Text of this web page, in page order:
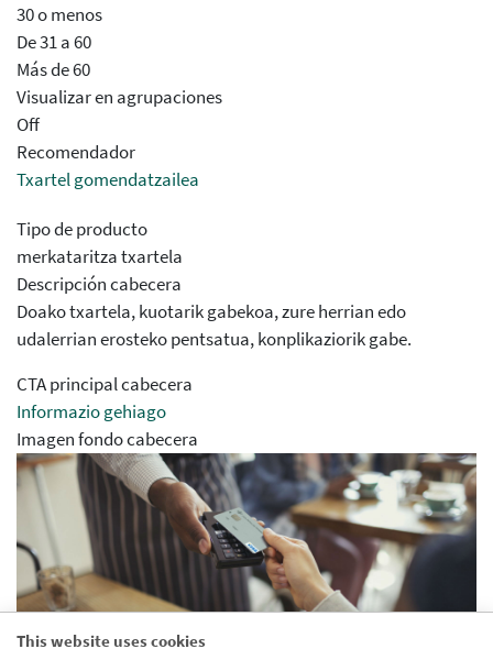
This website uses cookies
30 o menos
De 31 a 60
Más de 60
Visualizar en agrupaciones
Off
Recomendador
Txartel gomendatzailea
Tipo de producto
merkataritza txartela
Descripción cabecera
Doako txartela, kuotarik gabekoa, zure herrian edo
udalerrian erosteko pentsatua, konplikaziorik gabe.
CTA principal cabecera
Informazio gehiago
Imagen fondo cabecera
Aparece en agrupaciones